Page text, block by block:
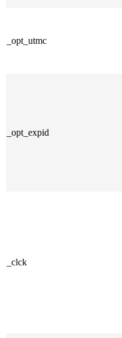
_opt_utmc
_opt_expid
_clck